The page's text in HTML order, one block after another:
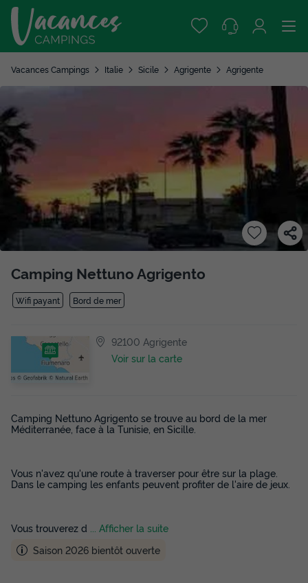
Vacances Campings Italie Sicile Agrigente Agrigente
Camping Nettuno Agrigento
Wifi payant Bord de mer
92100 Agrigente
Voir sur la carte
Camping Nettuno Agrigento se trouve au bord de la mer
Méditerranée, face à la Tunisie, en Sicille.
Vous n'avez qu'une route à traverser pour être sur la plage.
Dans le camping les enfants peuvent profiter de l'aire de jeux.
Vous trouverez d
... Afficher la suite
Saison 2026 bientôt ouverte